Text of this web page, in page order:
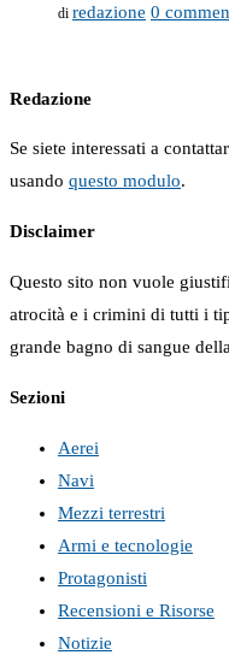
di redazione 0
Redazione
Se siete interessati a
usando questo modulo.
Disclaimer
Questo sito non vuole
atrocità e i crimini di tutti i
grande bagno di sangue
Sezioni
Aerei
Navi
Mezzi terrestri
Armi e tecnologie
Protagonisti
Recensioni e Risorse
Notizie